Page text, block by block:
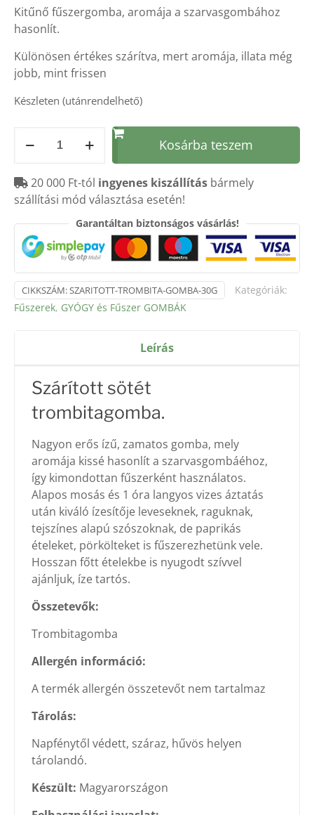
Kitűnő fűszergomba, aromája a szarvasgombához
hasonlít.
Különösen értékes szárítva, mert aromája, illata még
jobb, mint frissen
Készleten (utánrendelhető)
TROMBITA
30g
mennyiség
Kosárba teszem
20 000 Ft-tól ingyenes kiszállítás bármely
szállítási mód választása esetén!
Garantáltan biztonságos vásárlás!
CIKKSZÁM:SZARITOTT-TROMBITA-GOMBA-30G
Kategóriák:
Fűszerek, GYÓGY és Fűszer GOMBÁK
Leírás
Szárított sötét
trombitagomba.
Nagyon erős ízű, zamatos gomba, mely
aromája kissé hasonlít a szarvasgombáéhoz,
így kimondottan fűszerként használatos.
Alapos mosás és 1 óra langyos vizes áztatás
után kiváló ízesítője leveseknek, raguknak,
tejszínes alapú szószoknak, de paprikás
ételeket, pörkölteket is fűszerezhetünk vele.
Hosszan főtt ételekbe is nyugodt szívvel
ajánljuk, íze tartós.
Összetevők:
Trombitagomba
Allergén információ:
A termék allergén összetevőt nem tartalmaz
Tárolás:
Napfénytől védett, száraz, hűvös helyen
tárolandó.
Készült: Magyarországon